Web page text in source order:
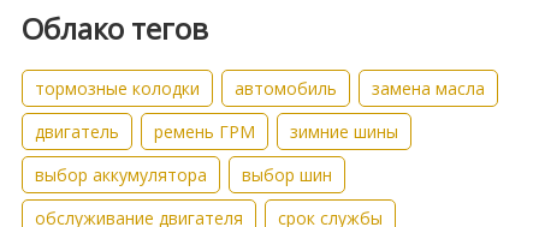
Облако тегов
тормозные колодки автомобиль
замена масла
двигатель
ремень ГРМ
зимние шины
выбор аккумулятора
выбор шин
обслуживание двигателя
срок службы